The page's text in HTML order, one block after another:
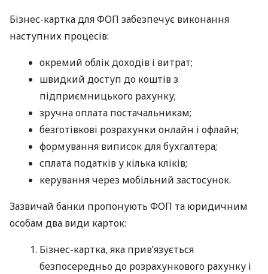
Бізнес-картка для ФОП забезпечує виконання
наступних процесів:
окремий облік доходів і витрат;
швидкий доступ до коштів з
підприємницького рахунку;
зручна оплата постачальникам;
безготівкові розрахунки онлайн і офлайн;
формування виписок для бухгалтера;
сплата податків у кілька кліків;
керування через мобільний застосунок.
Зазвичай банки пропонують ФОП та юридичним
особам два види карток:
Бізнес-картка, яка прив’язується
безпосередньо до розрахункового рахунку і